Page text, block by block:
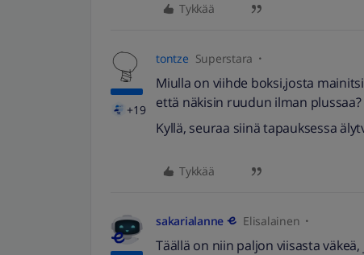
Tykkää
+19
tontze Superstara
Miulla on viihde boksi,josta
että näkisin ruudun ilman plussaa?
Kyllä, seuraa siinä tapauksessa
Tykkää
sakarialanne Elisalainen
Täällä on niin paljon viisasta